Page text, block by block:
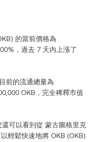
) 的當前價格為
，過去 7 天內 上漲了
前的流通總量為
OKB ，完全稀釋市值
可以看到從 蒙古圖格里克
輕鬆快速地將 OKB (OKB)